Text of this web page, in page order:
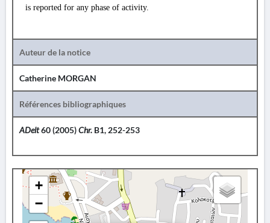
is reported for any phase of activity.
Auteur de la notice
Catherine MORGAN
Références bibliographiques
ADelt60 (2005)Chr. B1, 252-253
+
−